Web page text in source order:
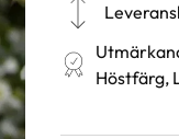
Höstfärg,